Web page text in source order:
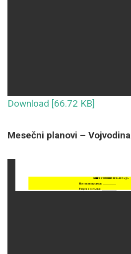
Download [66.72 KB]
Mesečni planovi – Vojvodina